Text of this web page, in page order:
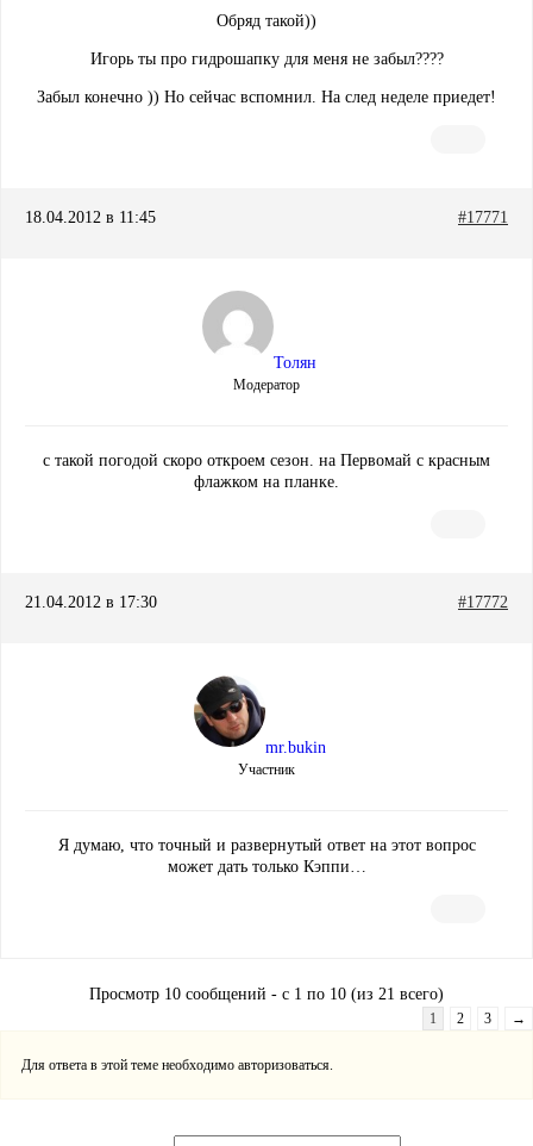
Обряд такой))
Игорь ты про гидрошапку для меня не забыл????
Забыл конечно )) Но сейчас вспомнил. На след неделе приедет!
18.04.2012 в 11:45 #17771
Толян
Модератор
с такой погодой скоро откроем сезон. на Первомай с красным
флажком на планке.
21.04.2012 в 17:30 #17772
mr.bukin
Участник
Я думаю, что точный и развернутый ответ на этот вопрос
может дать только Кэппи…
Просмотр 10 сообщений - с 1 по 10 (из 21 всего)
1 2 3 →
Для ответа в этой теме необходимо авторизоваться.